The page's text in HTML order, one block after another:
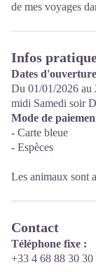
de mes voyages
Infos
Dates
Du 01/01/2026 au
midi Samedi soir
Mode de
- Carte bleue
- Espèces
Les animaux sont
Contact
Téléphone fixe :
+33 4 68 88 30 30